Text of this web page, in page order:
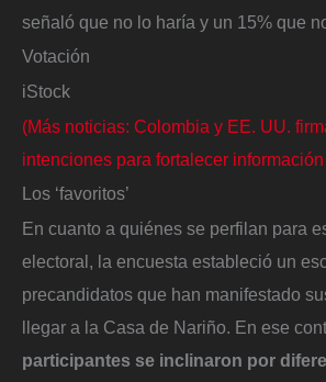
señaló que no lo haría y un 15% que
Votación
iStock
(Más noticias: Colombia y EE. UU.
intenciones para fortalecer
Los ‘favoritos’
En cuanto a quiénes se perfilan para
electoral, la encuesta estableció un
precandidatos que han manifestado
llegar a la Casa de Nariño. En ese
participantes se inclinaron por